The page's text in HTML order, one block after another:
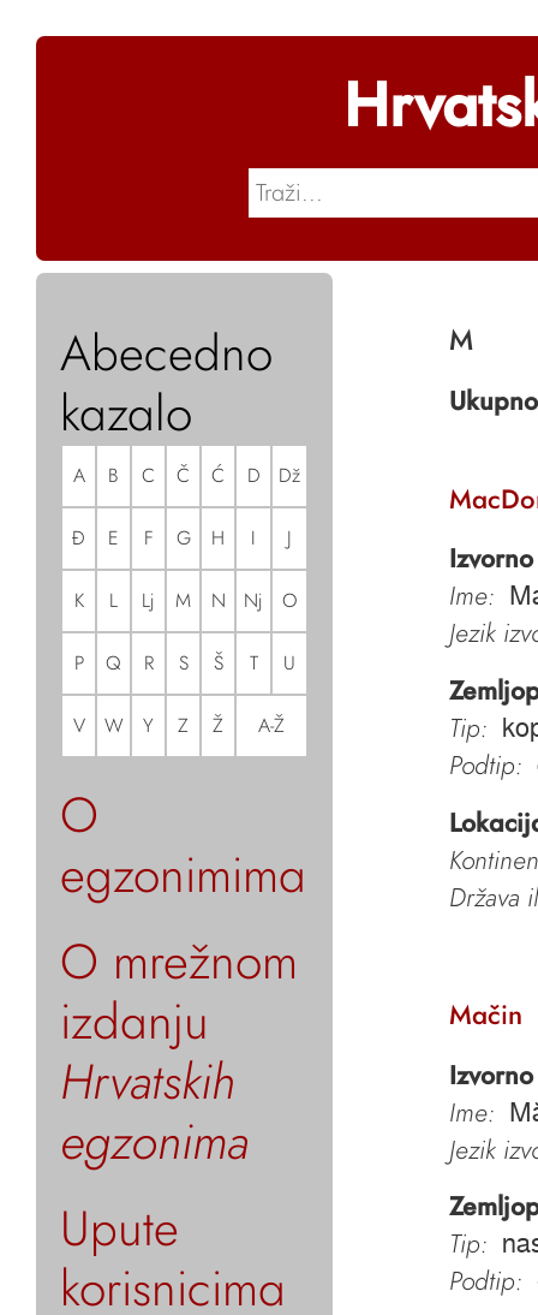
Abecedno
kazalo
A B C Č Ć D Dž
Đ E F G H I J
K L Lj M N Nj O
P Q R S Š T U
V W Y Z Ž A-Ž
O
egzonimima
O mrežnom
izdanju
Hrvatskih
egzonima
Upute
korisnicima
M
Ime:
Jezik
Tip:
Podtip:
Država
Mačin
Ime:
Jezik
Tip:
Podtip: